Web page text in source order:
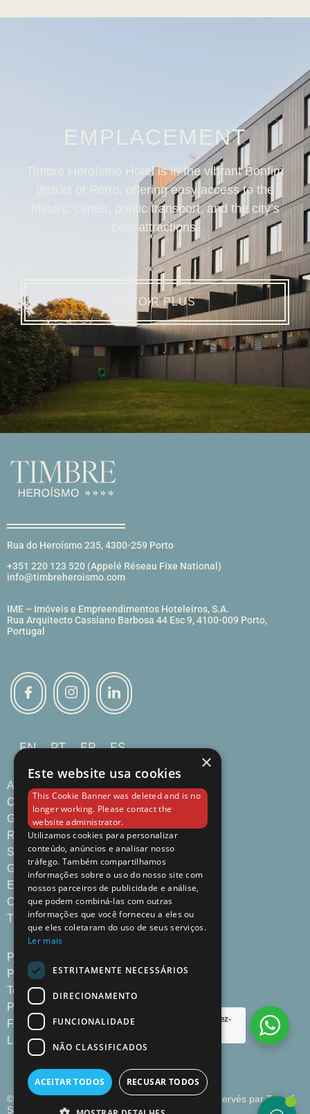
EMPLACEMENT
Timbre Heroísmo Hotel is in the vibrant Bonfim
district of Porto, offering easy access to the
historic center, public transport, and the city’s
best attractions.
SAVOIR PLUS
Rua do Heroísmo 235, 4300-259 Porto
+351 220 123 520 (Appelé Réseau Fixe National)
info@timbreheroismo.com
IME – Imóveis e Empreendimentos Hoteleiros, S.A.
Rua Arquitecto Cassiano Barbosa 44 Esc 9, 4100-009 Porto,
Portugal
EN PT FR ES
Accueil
Chambres & Suites
Gastronomie
Réunions & Événements
Services de l'Hôtel
Galerie
Emplacement | Contact
Offres Spéciales
Timbre Boutique
Politique de Confidentialité
Politique de Cookies
Termes et Conditions
Plan du Site
FAQs
Livre de Plaintes
© 2025 Timbre Heroísmo, Porto – Tous droits réservés parToperf
Solutions
Écrivez-
×
Este website usa cookies
This Cookie Banner was deleted and is no
longer working. Please contact the
website administrator.
Utilizamos cookies para personalizar
conteúdo, anúncios e analisar nosso
tráfego. Também compartilhamos
informações sobre o uso do nosso site com
nossos parceiros de publicidade e análise,
que podem combiná-las com outras
informações que você forneceu a eles ou
que eles coletaram do uso de seus serviços.
Ler mais
ESTRITAMENTE NECESSÁRIOS
DIRECIONAMENTO
FUNCIONALIDADE
NÃO CLASSIFICADOS
ACEITAR TODOS RECUSAR TODOS